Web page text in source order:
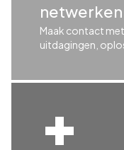
netwerken
Maak contact
uitdagingen,